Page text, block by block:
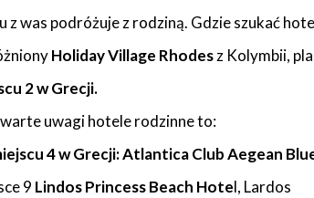
z was podróżuje z rodziną. Gdzie szukać
Holiday Village Rhodesz Kolymbii,
2 w Grecji.
warte uwagi hotele rodzinne to:
4 w Grecji: Atlantica Club Aegean
9 Lindos Princess Beach Hotel, Lardos